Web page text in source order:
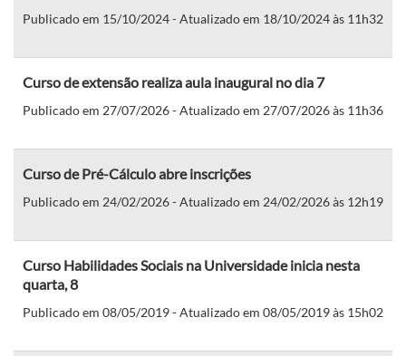
Publicado em 15/10/2024 - Atualizado em 18/10/2024 às 11h32
Curso de extensão realiza aula inaugural no dia 7
Publicado em 27/07/2026 - Atualizado em 27/07/2026 às 11h36
Curso de Pré-Cálculo abre inscrições
Publicado em 24/02/2026 - Atualizado em 24/02/2026 às 12h19
Curso Habilidades Sociais na Universidade inicia nesta
quarta, 8
Publicado em 08/05/2019 - Atualizado em 08/05/2019 às 15h02